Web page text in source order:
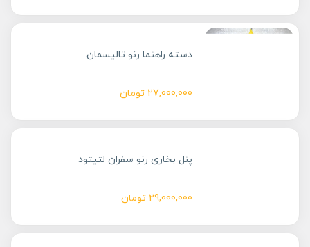
دسته راهنما رنو تالیسمان
27,000,000 تومان
پنل بخاری رنو سفران لتیتود
29,000,000 تومان